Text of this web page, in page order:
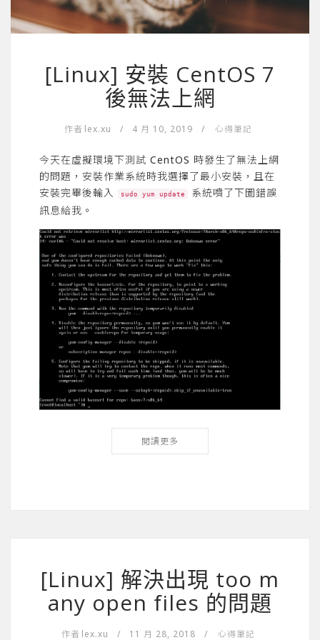
[Linux] 安裝 CentOS 7
後無法上網
作者 lex.xu / 4 月 10, 2019 / 心得筆記
今天在虛擬環境下測試 CentOS 時發生了無法上網
的問題，安裝作業系統時我選擇了最小安裝，且在
安裝完畢後輸入
sudo yum update
系統噴了下圖錯誤
訊息給我。
閱讀更多
[Linux] 解決出現 too m
any open files 的問題
作者 lex.xu / 11 月 28, 2018 / 心得筆記